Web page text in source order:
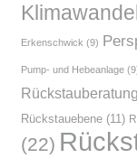
Erkenschwick (9)
Pump- und Hebeanlage
Rückstauberatung
Rückstauebene(11)
(22)